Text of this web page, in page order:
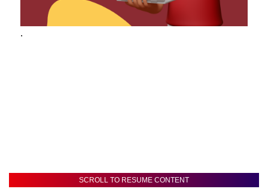
.
SCROLL TO RESUME CONTENT